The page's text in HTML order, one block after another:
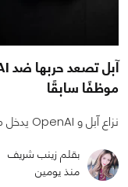
موظفًا سابقًا
نزاع آبل و OpenAI يدخل مرحلة جديدة ⚖️
بقلم زينب شريف
منذ يومين